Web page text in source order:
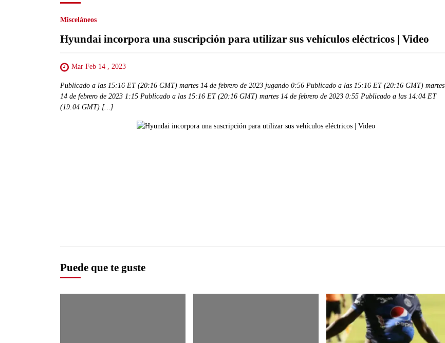
Misceláneos
Hyundai incorpora una suscripción para utilizar sus vehículos eléctricos | Video
Mar Feb 14 , 2023
Publicado a las 15:16 ET (20:16 GMT) martes 14 de febrero de 2023 jugando 0:56 Publicado a las 15:16 ET (20:16 GMT) martes
14 de febrero de 2023 1:15 Publicado a las 15:16 ET (20:16 GMT) martes 14 de febrero de 2023 0:55 Publicado a las 14:04 ET
(19:04 GMT) […]
Puede que te guste